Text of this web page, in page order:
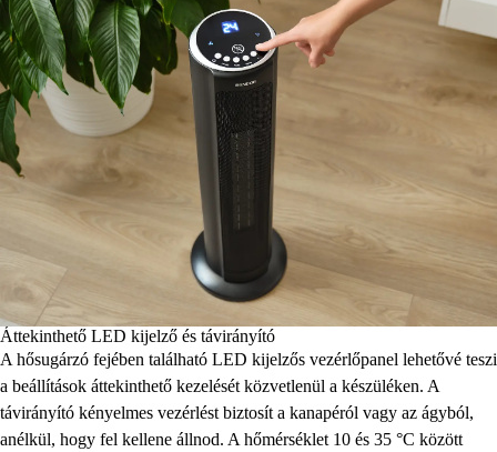
Áttekinthető LED kijelző és távirányító
A hősugárzó fejében található LED kijelzős vezérlőpanel lehetővé teszi
a beállítások áttekinthető kezelését közvetlenül a készüléken. A
távirányító kényelmes vezérlést biztosít a kanapéról vagy az ágyból,
anélkül, hogy fel kellene állnod. A hőmérséklet 10 és 35 °C között